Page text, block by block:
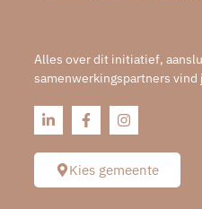
Alles over dit initiatief,
samenwerkingspartners vind
Kies gemeente